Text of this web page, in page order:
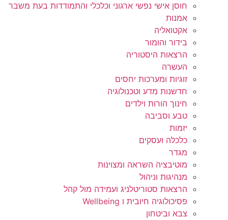
חוסן אישי נפשי ארגוני וכלכלי והתמודדות בעת משבר
אמנות
אקטואליה
בידור והומור
הרצאות היסטוריה
העשרה
זוגיות ומערכות יחסים
חדשנות מדע וטכנולוגיה
חינוך הורות וילדים
טבע וסביבה
יזמות
כלכלה ועסקים
מגדר
מוטיבציה השראה ומצוינות
מנהיגות וניהול
הרצאות סטוריטלניג ועמידה מול קהל
פסיכולוגיה חיובית ו Wellbeing
צבא וביטחון